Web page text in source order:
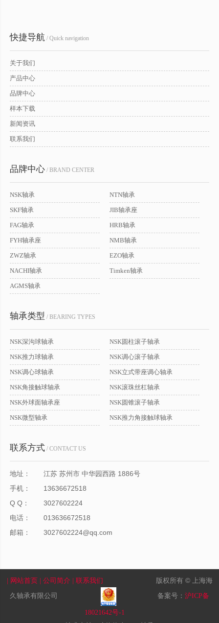
快捷导航 / Quick navigation
关于我们
产品中心
品牌中心
样本下载
新闻资讯
联系我们
品牌中心 / BRAND CENTER
NSK轴承 NTN轴承
SKF轴承 JIB轴承座
FAG轴承 HRB轴承
FYH轴承座 NMB轴承
ZWZ轴承 EZO轴承
NACHI轴承 Timken轴承
AGMS轴承
轴承类型 / BEARING TYPES
NSK深沟球轴承 NSK圆柱滚子轴承
NSK推力球轴承 NSK调心滚子轴承
NSK调心球轴承 NSK立式带座调心轴承
NSK角接触球轴承 NSK滚珠丝杠轴承
NSK外球面轴承座 NSK圆锥滚子轴承
NSK微型轴承 NSK推力角接触球轴承
联系方式 / CONTACT US
地址：
江苏 苏州市 中华园西路 1886号
手机：
13636672518
Q Q：
3027602224
电话：
013636672518
邮箱：
3027602224@qq.com
| 网站首页 | 公司简介 | 联系我们
版权所有 © 上海海
久轴承有限公司
备案号： 沪ICP备
18021642号-1